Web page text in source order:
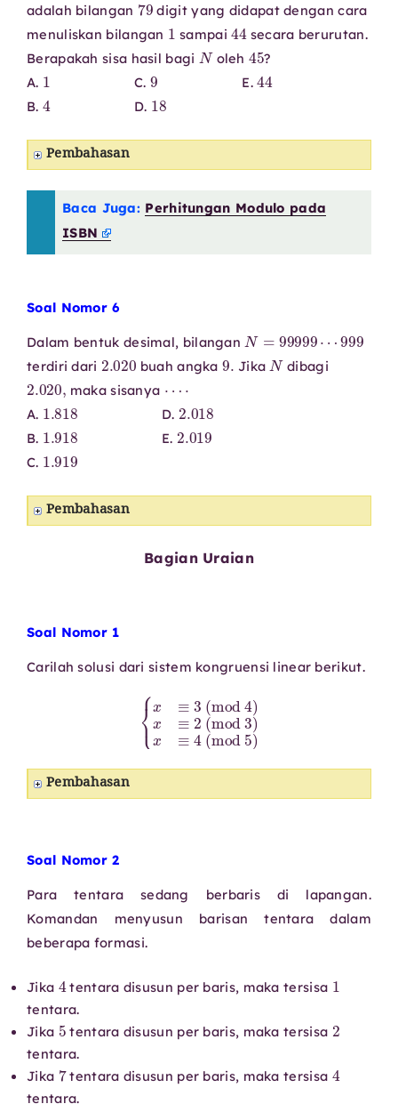
adalah bilangan
digit yang didapat dengan cara
menuliskan bilangan
1
sampai
44
secara berurutan.
Berapakah sisa hasil bagi
N
oleh
45
?
A.
1
C.
9
E.
44
B.
4
D.
18
Pembahasan
Baca Juga: Perhitungan Modulo pada
ISBN
Soal Nomor 6
Dalam bentuk desimal, bilangan
N= 99999⋯ 999
terdiri dari
2.020
buah angka
9.
Jika
N
dibagi
2.020
maka sisanya
A.
1.818
D.
2.018
B.
1.918
E.
2.019
C.
1.919
Pembahasan
Bagian Uraian
Soal Nomor 1
Carilah solusi dari sistem kongruensi linear berikut.
4) mod 3 x
Pembahasan
Soal Nomor 2
Para tentara sedang berbaris di lapangan.
Komandan menyusun barisan tentara dalam
beberapa formasi.
Jika
4
tentara disusun per baris, maka tersisa
1
tentara.
Jika
5
tentara disusun per baris, maka tersisa
2
tentara.
Jika
7
tentara disusun per baris, maka tersisa
4
tentara.